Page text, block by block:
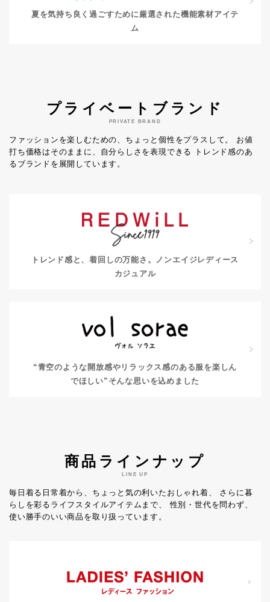
夏を気持ち良く過ごすために 厳選された機能素材アイテ
ム
プライベートブランド
PRIVATE BRAND
ファッションを楽しむための、ちょっと個性をプラスして。
お値
打ち価格はそのままに、自分らしさを表現できる
トレンド感のあ
るブランドを展開しています。
トレンド感と、着回しの万能さ。
ノンエイジレディース
カジュアル
“青空のような開放感やリラックス感のある服を楽しん
でほしい” そんな思いを込めました
商品ラインナップ
LINE UP
毎日着る日常着から、ちょっと気の利いたおしゃれ着、
さらに暮
らしを彩るライフスタイルアイテムまで、
性別・世代を問わず、
使い勝手のいい商品を取り扱っています。